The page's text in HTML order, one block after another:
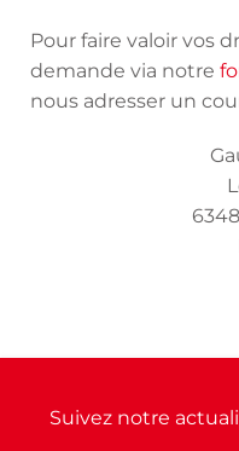
Pour faire valoir vos
demande via notre
nous adresser un
Suivez notre